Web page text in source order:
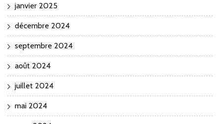
janvier 2025
décembre 2024
septembre 2024
août 2024
juillet 2024
mai 2024